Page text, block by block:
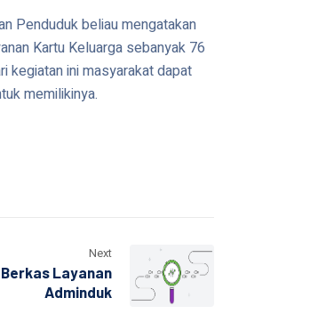
Penduduk beliau mengatakan
Kartu Keluarga sebanyak 76
kegiatan ini masyarakat dapat
memilikinya.
Next
Layanan
Adminduk